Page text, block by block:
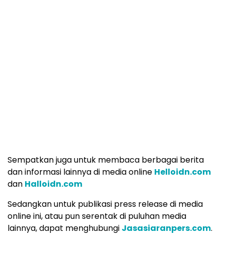
Sempatkan juga untuk membaca berbagai berita
dan informasi lainnya di media online Helloidn.com
dan Halloidn.com
Sedangkan untuk publikasi press release di media
online ini, atau pun serentak di puluhan media
lainnya, dapat menghubungi Jasasiaranpers.com.